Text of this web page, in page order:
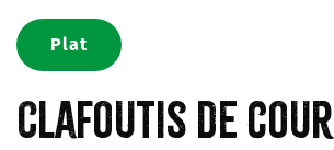
Plat
Clafoutis de